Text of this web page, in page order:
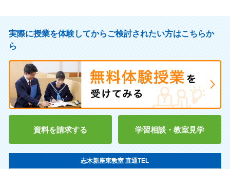
実際に授業を体験してからご検討されたい方はこちらか
ら
資料を請求する 学習相談・教室見学
志木新座東教室 直通TEL